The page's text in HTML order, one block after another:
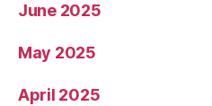
June 2025
May 2025
April 2025